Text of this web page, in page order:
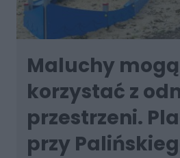
Maluchy
korzystać z
przestrzeni.
przy